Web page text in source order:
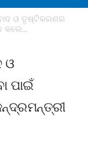
ଓ ତୃଷ୍ଟିକରଣର
କଲେ...
ଓ
ପାଇଁ